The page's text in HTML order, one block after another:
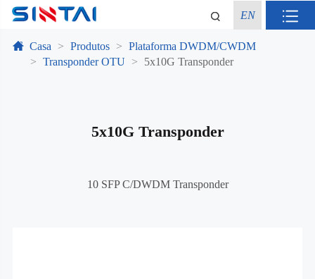
EN
Casa Produtos
Plataforma DWDM/CWDM
Transponder OTU
5x10G Transponder
5x10G Transponder
10 SFP C/DWDM Transponder